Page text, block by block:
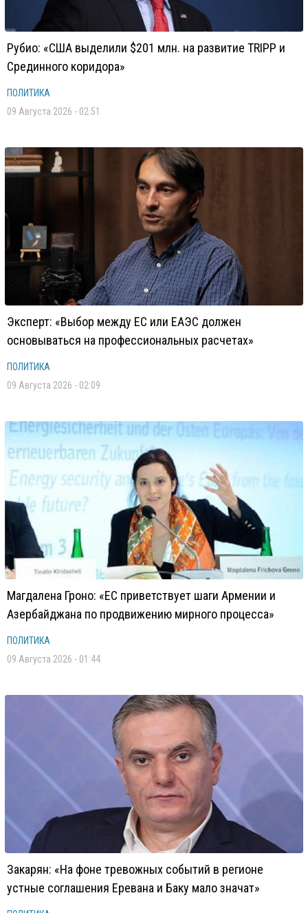
Рубио: «США выделили $201 млн. на развитие TRIPP и
Срединного коридора»
ПОЛИТИКА
09 Августа 2026 - 02:51
Эксперт: «Выбор между ЕС или ЕАЭС должен
основываться на профессиональных расчетах»
ПОЛИТИКА
09 Августа 2026 - 02:09
Магдалена Гроно: «ЕС приветствует шаги Армении и
Азербайджана по продвижению мирного процесса»
ПОЛИТИКА
09 Августа 2026 - 01:44
Закарян: «На фоне тревожных событий в регионе
устные соглашения Еревана и Баку мало значат»